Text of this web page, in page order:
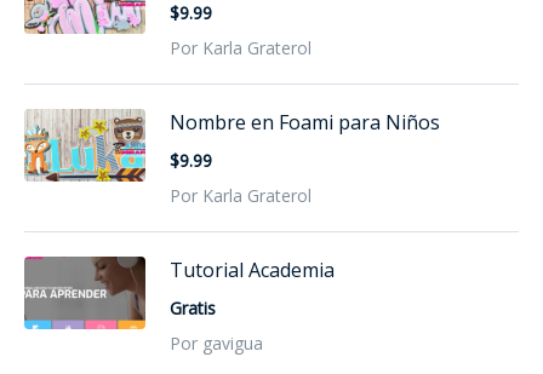
$9.99
Por Karla Graterol
Nombre en Foami para Niños
$9.99
Por Karla Graterol
Tutorial Academia
Gratis
Por gavigua